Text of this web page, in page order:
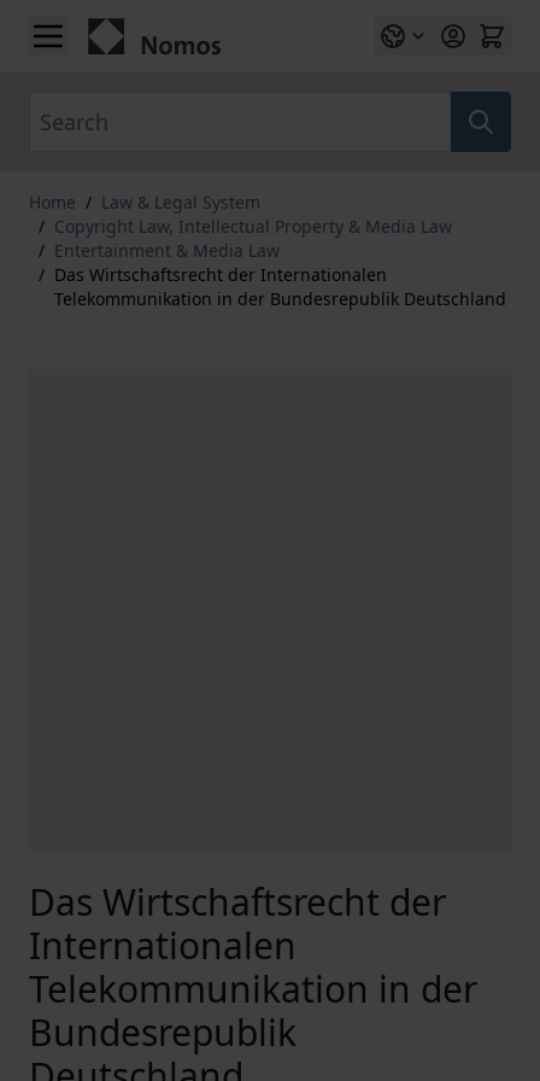
Skip to Content
Home / Law & Legal System
/ Copyright Law, Intellectual Property & Media Law
/ Entertainment & Media Law
/ Das Wirtschaftsrecht der Internationalen
Telekommunikation in der Bundesrepublik Deutschland
Das Wirtschaftsrecht der
Internationalen
Telekommunikation in der
Bundesrepublik